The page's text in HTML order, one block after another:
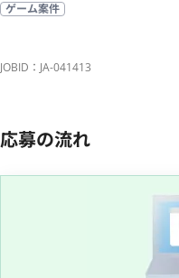
ゲーム案件
JOBID：JA-041413
応募の流れ